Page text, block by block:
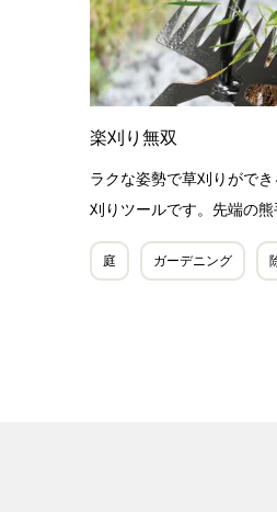
楽刈り無双
ラクな姿勢で草刈りがで
刈りツールです。先端の熊
庭 ガーデニング